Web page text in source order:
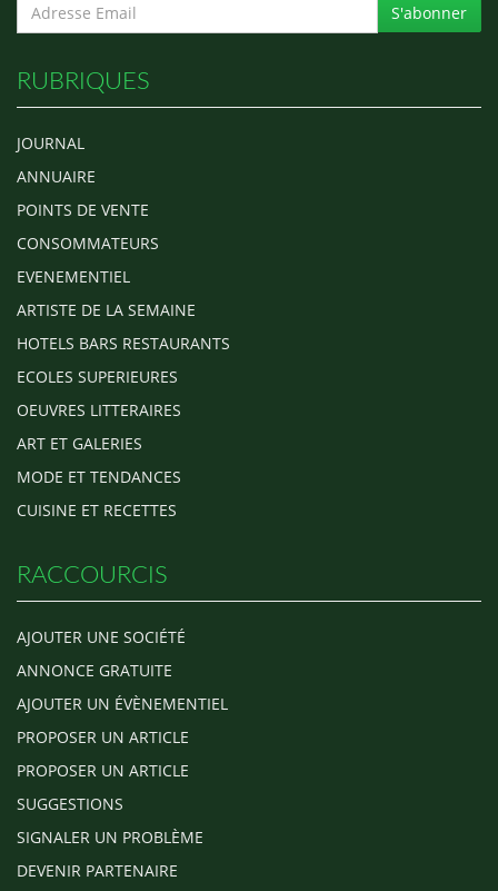
S'abonner
RUBRIQUES
JOURNAL
ANNUAIRE
POINTS DE VENTE
CONSOMMATEURS
EVENEMENTIEL
ARTISTE DE LA SEMAINE
HOTELS BARS RESTAURANTS
ECOLES SUPERIEURES
OEUVRES LITTERAIRES
ART ET GALERIES
MODE ET TENDANCES
CUISINE ET RECETTES
RACCOURCIS
AJOUTER UNE SOCIÉTÉ
ANNONCE GRATUITE
AJOUTER UN ÉVÈNEMENTIEL
PROPOSER UN ARTICLE
PROPOSER UN ARTICLE
SUGGESTIONS
SIGNALER UN PROBLÈME
DEVENIR PARTENAIRE